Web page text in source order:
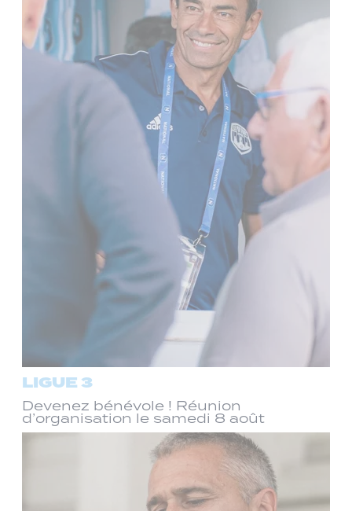
LIGUE 3
Devenez bénévole ! Réunion
d’organisation le samedi 8 août